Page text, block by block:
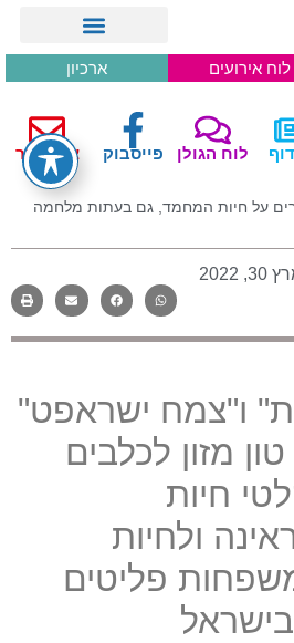
לוח אירועים ארכיון
לוח הגולן פייסבוק צור קשר
על חיות המחמד, גם בעתות מלחמה
2022
" ו"צמח ישראפט"
מזון לכלבים
חיות
ולחיות
פליטים